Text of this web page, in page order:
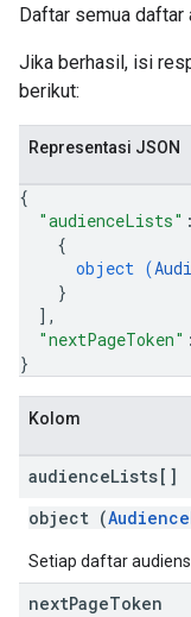
Daftar semua daftar
Jika berhasil, isi
berikut:
Representasi JSON
{
"audienceLists"
{
object (
}
] ,
"nextPageToken"
}
Kolom
audienceLists[]
object (
Setiap daftar
nextPageToken